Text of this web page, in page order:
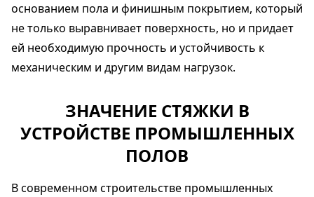
основанием пола и финишным покрытием, который
не только выравнивает поверхность, но и придает
ей необходимую прочность и устойчивость к
механическим и другим видам нагрузок.
ЗНАЧЕНИЕ СТЯЖКИ В
УСТРОЙСТВЕ ПРОМЫШЛЕННЫХ
ПОЛОВ
В современном строительстве промышленных